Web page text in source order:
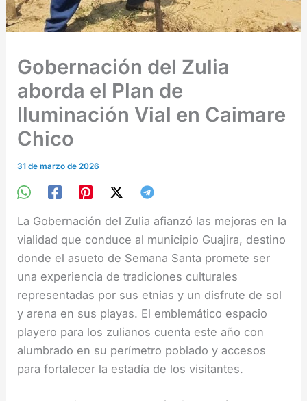
Gobernación del Zulia
aborda el Plan de
Iluminación Vial en Caimare
Chico
31 de marzo de 2026
La Gobernación del Zulia afianzó las mejoras en la
vialidad que conduce al municipio Guajira, destino
donde el asueto de Semana Santa promete ser
una experiencia de tradiciones culturales
representadas por sus etnias y un disfrute de sol
y arena en sus playas. El emblemático espacio
playero para los zulianos cuenta este año con
alumbrado en su perímetro poblado y accesos
para fortalecer la estadía de los visitantes.